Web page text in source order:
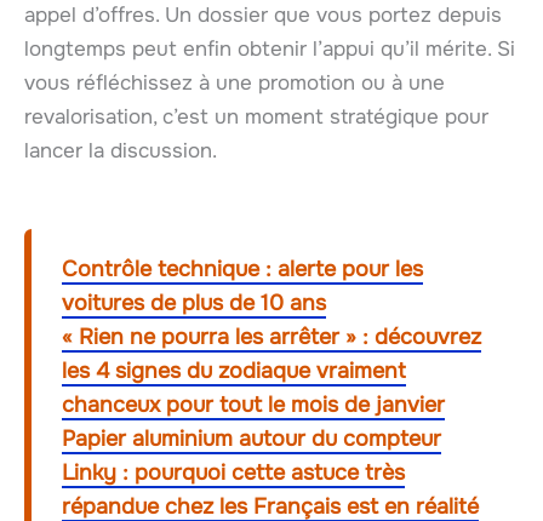
appel d’offres. Un dossier que vous portez depuis
longtemps peut enfin obtenir l’appui qu’il mérite. Si
vous réfléchissez à une promotion ou à une
revalorisation, c’est un moment stratégique pour
lancer la discussion.
Contrôle technique : alerte pour les
voitures de plus de 10 ans
« Rien ne pourra les arrêter » : découvrez
les 4 signes du zodiaque vraiment
chanceux pour tout le mois de janvier
Papier aluminium autour du compteur
Linky : pourquoi cette astuce très
répandue chez les Français est en réalité